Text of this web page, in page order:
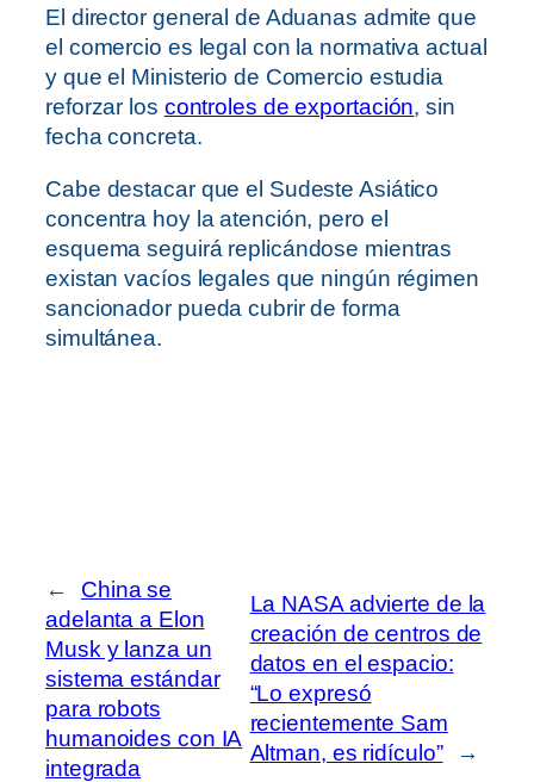
El director general de Aduanas admite que
el comercio es legal con la normativa actual
y que el Ministerio de Comercio estudia
reforzar los controles de exportación, sin
fecha concreta.
Cabe destacar que el Sudeste Asiático
concentra hoy la atención, pero el
esquema seguirá replicándose mientras
existan vacíos legales que ningún régimen
sancionador pueda cubrir de forma
simultánea.
←
China se
adelanta a Elon
Musk y lanza un
sistema estándar
para robots
humanoides con IA
integrada
La NASA advierte de la
creación de centros de
datos en el espacio:
“Lo expresó
recientemente Sam
Altman, es ridículo”
→